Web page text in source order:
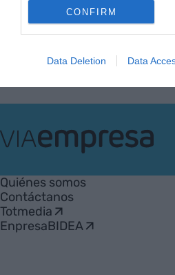
CONFIRM
Data Deletion Data
Anterior 1 … 41
Empresa
Quiénes somos
Contáctanos
Totmedia
EnpresaBIDEA